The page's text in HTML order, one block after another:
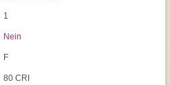
1
Nein
F
80 CRI